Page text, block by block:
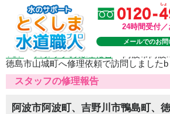
24時間受付
メールでのお
TOP>スタッフの修理報告
徳島市山城町へ修理依頼で訪問しましたb
スタッフの修理報告
阿波市阿波町、吉野川市鴨島町、